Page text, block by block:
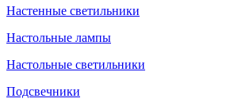
Настенные светильники
Настольные лампы
Настольные светильники
Подсвечники